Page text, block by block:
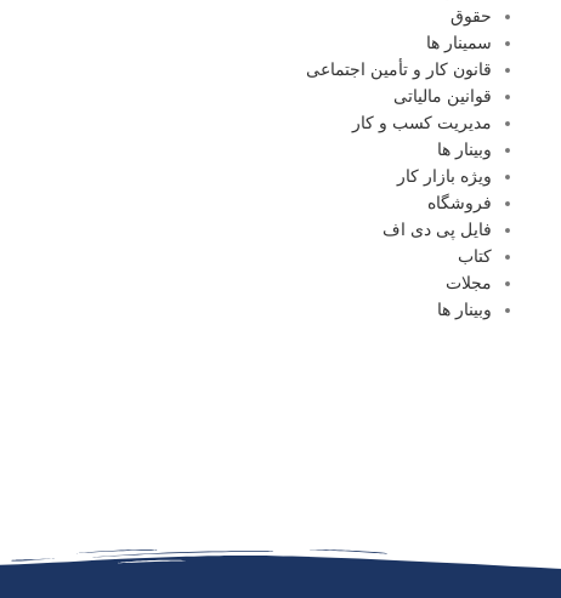
حقوق
سمینار ها
قانون کار و تأمین اجتماعی
قوانین مالیاتی
مدیریت کسب و کار
وبینار ها
ویژه بازار کار
فروشگاه
فایل پی دی اف
کتاب
مجلات
وبینار ها